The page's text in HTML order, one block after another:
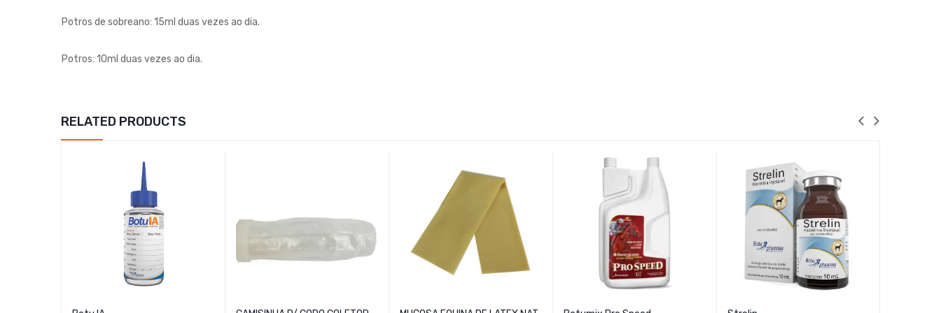
Potros de sobreano: 15ml duas vezes ao dia.
Potros: 10ml duas vezes ao dia.
RELATED PRODUCTS